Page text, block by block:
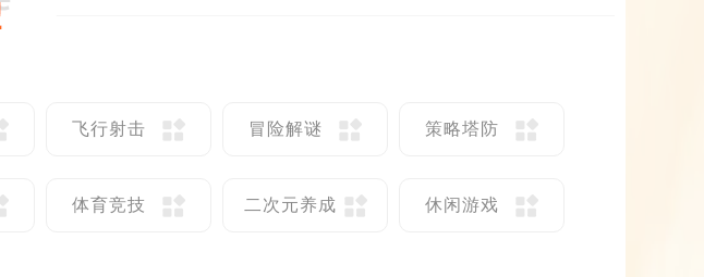
飞行射击 冒险解谜 策略塔防
体育竞技 二次元养成 休闲游戏